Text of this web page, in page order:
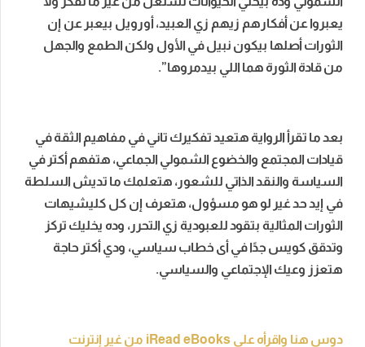
يعبروا عن أفكارهم زيهم زي العبيد، أورويل بيعبر عن إن
الثورات أصلها بيكون نبيل في الأول ولكن الطمع والجهل
من قادة الثورة هما اللي بيدمروها”.
بعد ما تقرأ الرواية هتعيد تفكيرك تاني في مفاهيم الثقة في
قيادات المجتمع والخضوع الشمولي الجماعي، هتفهم أكتر في
السياسة والنقد الذاتي للشعور، هتعلمك ما تديش السلطة
في إيد حد غير لو هو مسؤول، هتعرف إن كل كليشيهات
الثورات المثالية بتقود للعبودية زي التحرر، وده يخليك تركز
وتدقق كويس جدًا في أى خطاب سياسي، ودي أكتر حاجة
هتعزز وعيك الإجتماعي والسياسي.
دوس هنا واقرأه على iRead eBooks من غير إنترنت